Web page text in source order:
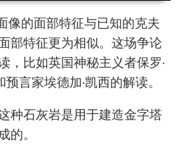
像的面部特征与已知的克夫
部特征更为相似。这场争论
，比如英国神秘主义者保罗·
言家埃德加·凯西的解读。
种石灰岩是用于建造金字塔
的。